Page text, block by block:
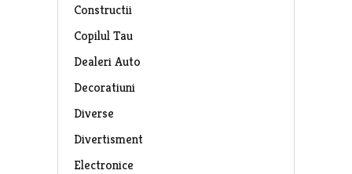
Constructii
Copilul Tau
Dealeri Auto
Decoratiuni
Diverse
Divertisment
Electronice